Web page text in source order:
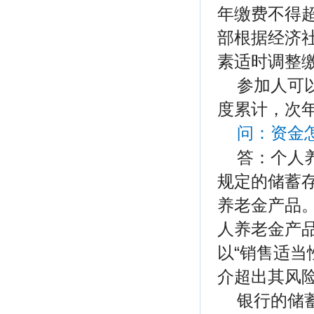
年缴费不得
部根据经济
素适时调整
参加人可
度累计，次
问：资金
答：个人
规定的储蓄
养老金产品
人养老金产
以“销售适
介超出其风
银行的储